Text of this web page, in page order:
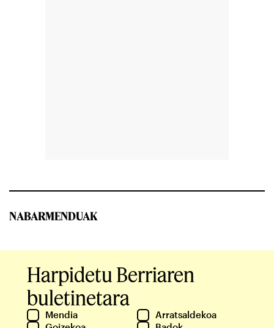
NABARMENDUAK
Harpidetu Berriaren
buletinetara
Mendia
Arratsaldekoa